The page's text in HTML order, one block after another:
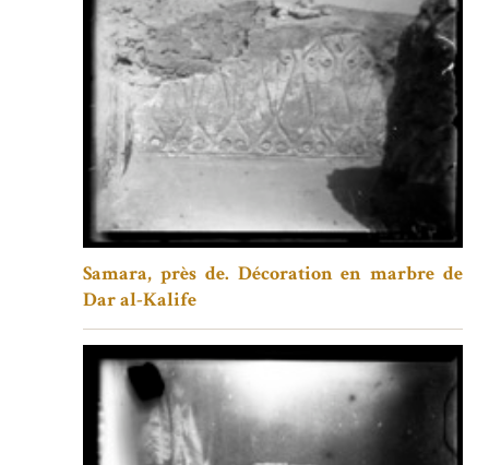
Samara, près de. Décoration en marbre de
Dar al-Kalife